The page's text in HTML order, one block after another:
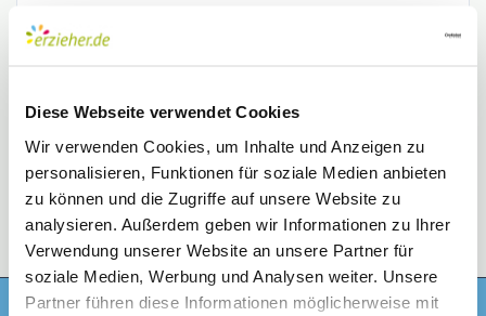
Diese Webseite verwendet Cookies
Wir verwenden Cookies, um Inhalte und Anzeigen zu
personalisieren, Funktionen für soziale Medien anbieten
zu können und die Zugriffe auf unsere Website zu
analysieren. Außerdem geben wir Informationen zu Ihrer
Verwendung unserer Website an unsere Partner für
soziale Medien, Werbung und Analysen weiter. Unsere
Partner führen diese Informationen möglicherweise mit
(m/w/d) in Teilzeit (60%-80%)
St. Jakobus gGmbH •Teilzeit
Wangen im Allgäu, BW, DE•
€48.200 - €71.200 / Jahr
vor 7 Monaten